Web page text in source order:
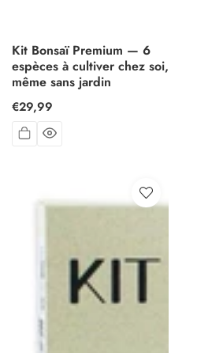
Kit Bonsaï Premium — 6
espèces à cultiver chez soi,
même sans jardin
Prix
habituel
€29,99